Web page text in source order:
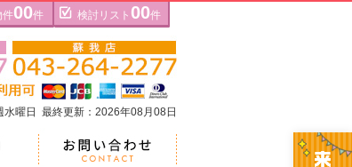
件00件 検討リスト 00件
曜日 最終更新：2026年08月08日